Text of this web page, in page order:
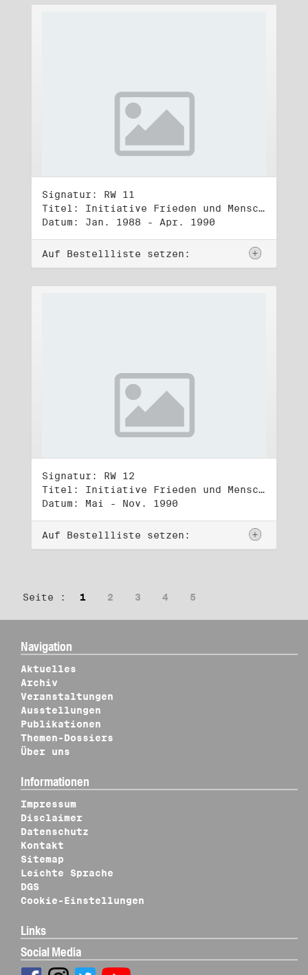
Signatur: RW 11
Titel: Initiative Frieden und Menschenrechte (1)
Datum: Jan. 1988 - Apr. 1990
Auf Bestellliste setzen:
Signatur: RW 12
Titel: Initiative Frieden und Menschenrechte (2)
Datum: Mai - Nov. 1990
Auf Bestellliste setzen:
Seite : 1 2 3 4 5
Navigation
Aktuelles
Archiv
Veranstaltungen
Ausstellungen
Publikationen
Themen-Dossiers
Über uns
Informationen
Impressum
Disclaimer
Datenschutz
Kontakt
Sitemap
Leichte Sprache
DGS
Cookie-Einstellungen
Links
Social Media